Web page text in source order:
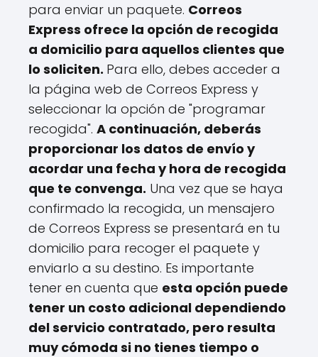
para enviar un paquete. Correos
Express ofrece la opción de recogida
a domicilio para aquellos clientes que
lo soliciten. Para ello, debes acceder a
la página web de Correos Express y
seleccionar la opción de "programar
recogida". A continuación, deberás
proporcionar los datos de envío y
acordar una fecha y hora de recogida
que te convenga. Una vez que se haya
confirmado la recogida, un mensajero
de Correos Express se presentará en tu
domicilio para recoger el paquete y
enviarlo a su destino. Es importante
tener en cuenta que esta opción puede
tener un costo adicional dependiendo
del servicio contratado, pero resulta
muy cómoda si no tienes tiempo o